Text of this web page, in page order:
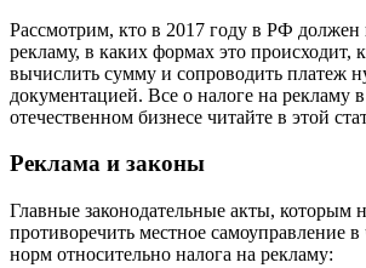
Рассмотрим, кто в 2017 году в РФ должен
рекламу, в каких формах это происходит,
вычислить сумму и сопроводить платеж
документацией. Все о налоге на рекламу
отечественном бизнесе читайте в этой
Реклама и законы
Главные законодательные акты, которым
противоречить местное самоуправление
норм относительно налога на рекламу: